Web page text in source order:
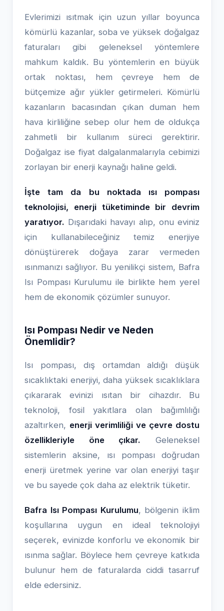
Evlerimizi ısıtmak için uzun yıllar boyunca
kömürlü kazanlar, soba ve yüksek doğalgaz
faturaları gibi geleneksel yöntemlere
mahkum kaldık. Bu yöntemlerin en büyük
ortak noktası, hem çevreye hem de
bütçemize ağır yükler getirmeleri. Kömürlü
kazanların bacasından çıkan duman hem
hava kirliliğine sebep olur hem de oldukça
zahmetli bir kullanım süreci gerektirir.
Doğalgaz ise fiyat dalgalanmalarıyla cebimizi
zorlayan bir enerji kaynağı haline geldi.
İşte tam da bu noktada ısı pompası
teknolojisi, enerji tüketiminde bir devrim
yaratıyor. Dışarıdaki havayı alıp, onu eviniz
için kullanabileceğiniz temiz enerjiye
dönüştürerek doğaya zarar vermeden
ısınmanızı sağlıyor. Bu yenilikçi sistem, Bafra
Isı Pompası Kurulumu ile birlikte hem yerel
hem de ekonomik çözümler sunuyor.
Isı Pompası Nedir ve Neden
Önemlidir?
Isı pompası, dış ortamdan aldığı düşük
sıcaklıktaki enerjiyi, daha yüksek sıcaklıklara
çıkararak evinizi ısıtan bir cihazdır. Bu
teknoloji, fosil yakıtlara olan bağımlılığı
azaltırken, enerji verimliliği ve çevre dostu
özellikleriyle öne çıkar. Geleneksel
sistemlerin aksine, ısı pompası doğrudan
enerji üretmek yerine var olan enerjiyi taşır
ve bu sayede çok daha az elektrik tüketir.
Bafra Isı Pompası Kurulumu, bölgenin iklim
koşullarına uygun en ideal teknolojiyi
seçerek, evinizde konforlu ve ekonomik bir
ısınma sağlar. Böylece hem çevreye katkıda
bulunur hem de faturalarda ciddi tasarruf
elde edersiniz.